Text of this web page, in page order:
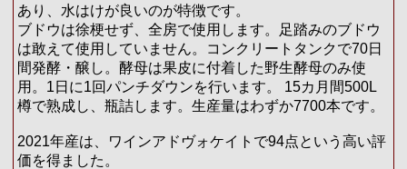
あり、水はけが良いのが特徴です。
ブドウは徐梗せず、全房で使用します。足踏みのブドウ
は敢えて使用していません。コンクリートタンクで70日
間発酵・醸し。酵母は果皮に付着した野生酵母のみ使
用。1日に1回パンチダウンを行います。 15カ月間500L
樽で熟成し、瓶詰します。生産量はわずか7700本です。
2021年産は、ワインアドヴォケイトで94点という高い評
価を得ました。